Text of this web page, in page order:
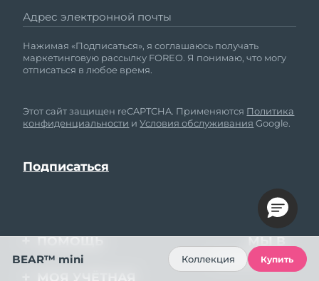
Адрес электронной почты
Нажимая «Подписаться», я соглашаюсь получать
маркетинговую рассылку FOREO. Я понимаю, что могу
отписаться в любое время.
Этот сайт защищен reCAPTCHA. Применяются Политика
конфиденциальности иУсловия обслуживания Google.
ПОМОЩЬ
МЫ В
СОЦСЕТЯХ
BEAR™ mini Коллекция Купить